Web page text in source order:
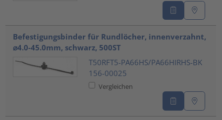
Befestigungsbinder für Rundlöcher, innenverzahnt,
⌀4.0-45.0mm, schwarz, 500ST
T50RFT5-PA66HS/PA66HIRHS-BK
156-00025
Vergleichen